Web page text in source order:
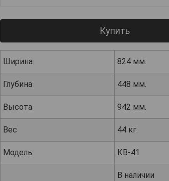
Купить
Ширина 824 мм.
Глубина 448 мм.
Высота 942 мм.
Вес 44 кг.
Модель КВ-41
В наличии